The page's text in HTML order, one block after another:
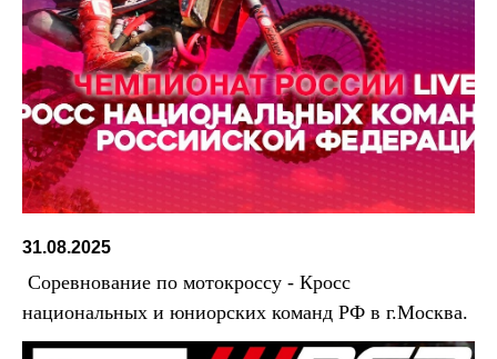
31.08.2025
Соревнование по мотокроссу - Кросс
национальных и юниорских команд РФ в г.Москва.